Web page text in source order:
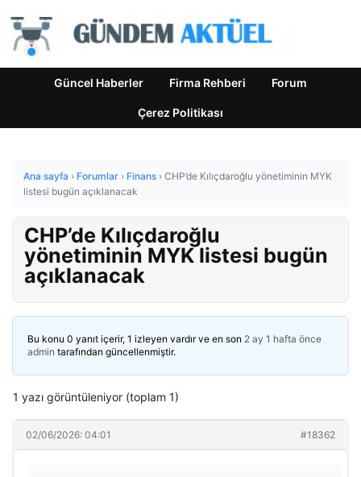
Güncel Haberler Firma Rehberi Forum
Çerez Politikası
Ana sayfa › Forumlar › Finans › CHP’de Kılıçdaroğlu yönetiminin MYK
listesi bugün açıklanacak
CHP’de Kılıçdaroğlu
yönetiminin MYK listesi bugün
açıklanacak
Bu konu 0 yanıt içerir, 1 izleyen vardır ve en son 2 ay 1 hafta önce
admin tarafından güncellenmiştir.
1 yazı görüntüleniyor (toplam 1)
02/06/2026: 04:01 #18362